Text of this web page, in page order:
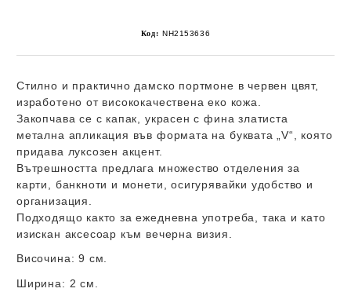
Код: NH2153636
Стилно и практично дамско портмоне в червен цвят,
изработено от висококачествена еко кожа.
Закопчава се с капак, украсен с фина златиста
метална апликация във формата на буквата „V“, която
придава луксозен акцент.
Вътрешността предлага множество отделения за
карти, банкноти и монети, осигурявайки удобство и
организация.
Подходящо както за ежедневна употреба, така и като
изискан аксесоар към вечерна визия.
Височина: 9 см.
Ширина: 2 см.